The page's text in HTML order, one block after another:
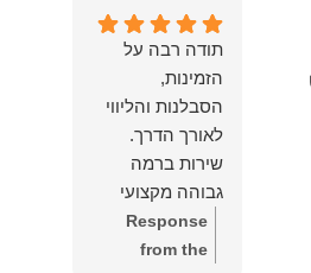
הצלחה, ברכה
ובשורות טובות.
שמעון האן
משרד עורכי דין
ונוטריון
התהליך.
המקצועיות,
הסבלנות,
היסודיות
והאכפתיות שלו
בלטו מהרגע
הראשון. הרגשתי
שיש לי על מי
לסמוך, ואני
ולשירותך בכל
עת גם בהמשך.
שמעון האן
משרד עורכי דין
ונוטריון
תודה רבה על
הזמינות,
הסבלנות והליווי
שירות ברמה
גבוהה מקצועי
ואמין.
Response
from the